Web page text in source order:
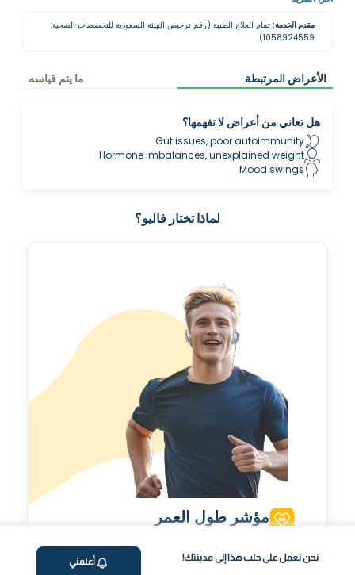
نحن نعمل على جلب هذا إلى مدينتك! أعلمني
مقدم الخدمة: تمام العلاج الطبية (رقم ترخيص الهيئة السعودية للتخصصات الصحية:
1058924559)
الأعراض المرتبطة ما يتم قياسه
هل تعاني من أعراض لا تفهمها؟
Gut issues, poor autoimmunity
Hormone imbalances, unexplained weight
Mood swings
لماذا تختار فاليو؟
مؤشر طول العمر